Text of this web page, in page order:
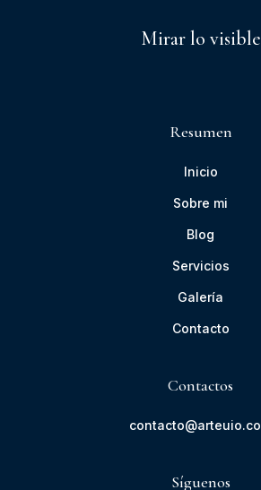
Mirar lo visible
Resumen
Inicio
Sobre mi
Blog
Servicios
Galería
Contacto
Contactos
Síguenos